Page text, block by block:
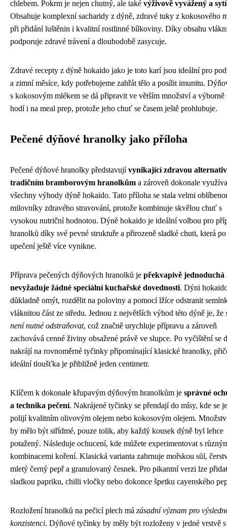
chlebem. Pokrm je nejen chutný, ale také výživově vyvážený a
Obsahuje komplexní sacharidy z dýně, zdravé tuky z kokosového
při přidání luštěnin i kvalitní rostlinné bílkoviny. Díky obsahu
podporuje zdravé trávení a dlouhodobě zasycuje.
Zdravé recepty z dýně hokaido jako je toto karí jsou ideální pro
a zimní měsíce, kdy potřebujeme zahřát tělo a posílit imunitu.
s kokosovým mlékem se dá připravit ve větším množství a výborně
hodí i na meal prep, protože jeho chuť se časem ještě prohlubuje.
Pečené dýňové hranolky jako příloha
Pečené dýňové hranolky představujívynikající zdravou
tradičním bramborovým hranolkům a zároveň dokonale
všechny výhody dýně hokaido. Tato příloha se stala velmi
milovníky zdravého stravování, protože kombinuje skvělou chuť s
vysokou nutriční hodnotou. Dýně hokaido je ideální volbou pro
hranolků díky své pevné struktuře a přirozeně sladké chuti, která po
upečení ještě více vynikne.
Příprava pečených dýňových hranolků je překvapivě jednoduchá
nevyžaduje žádné speciální kuchařské dovednosti. Dýni
důkladně omýt, rozdělit na poloviny a pomocí lžíce odstranit
vláknitou část ze středu. Jednou z největších výhod této dýně je, že
není nutné odstraňovat, což značně urychluje přípravu a zároveň
zachovává cenné živiny obsažené právě ve slupce. Po vyčištění se
nakrájí na rovnoměrné tyčinky připomínající klasické hranolky,
ideální tloušťka je přibližně jeden centimetr.
Klíčem k dokonale křupavým dýňovým hranolkům je správné
a technika pečení. Nakrájené tyčinky se přendají do mísy, kde se
polijí kvalitním olivovým olejem nebo kokosovým olejem.
by mělo být střídmé, pouze tolik, aby každý kousek dýně byl lehce
potažený. Následuje ochucení, kde můžete experimentovat s
kombinacemi koření. Klasická varianta zahrnuje mořskou sůl,
mletý černý pepř a granulovaný česnek. Pro pikantní verzi lze přidat
sladkou papriku, chilli vločky nebo dokonce špetku cayenského
Rozložení hranolků na pečicí plech má zásadní význam pro
konzistenci. Dýňové tyčinky by měly být rozloženy v jedné vrstvě s